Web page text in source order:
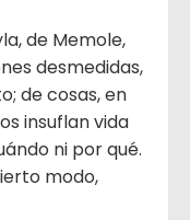
de Memole,
desmedidas,
de cosas, en
insuflan vida
ni por qué.
modo,